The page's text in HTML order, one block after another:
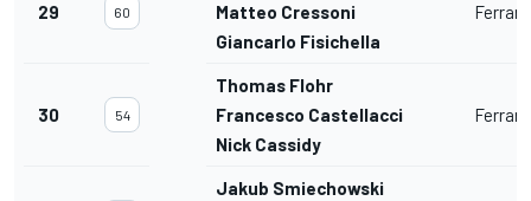
29 60
Matteo Cressoni
Giancarlo Fisichella
Ferrari
30 54
Thomas Flohr
Francesco Castellacci
Nick Cassidy
Ferrari
Jakub Smiechowski